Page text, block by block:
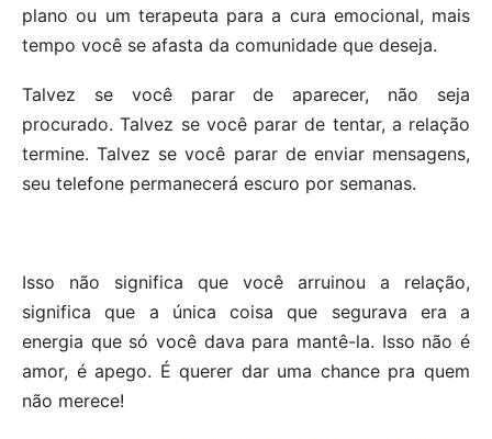
plano ou um terapeuta para a cura emocional, mais
tempo você se afasta da comunidade que deseja.
Talvez se você parar de aparecer, não seja
procurado. Talvez se você parar de tentar, a relação
termine. Talvez se você parar de enviar mensagens,
seu telefone permanecerá escuro por semanas.
Isso não significa que você arruinou a relação,
significa que a única coisa que segurava era a
energia que só você dava para mantê-la. Isso não é
amor, é apego. É querer dar uma chance pra quem
não merece!